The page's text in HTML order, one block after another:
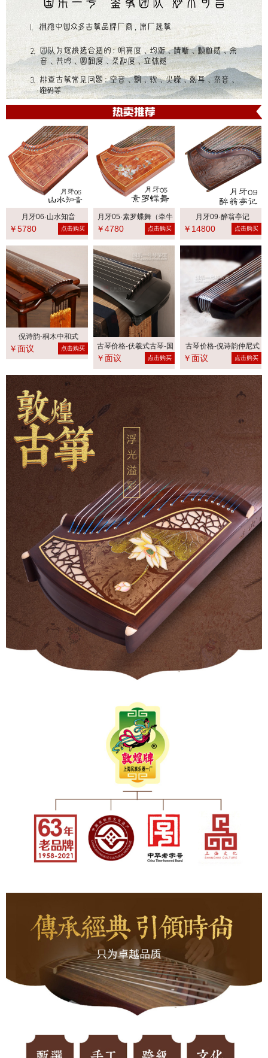
月牙06·山水知音
￥5780 点击购买
月牙05·素罗蝶舞（牵牛
￥4780 点击购买
月牙09·醉翁亭记
￥14800 点击购买
倪诗韵-桐木中和式
￥面议 点击购买
古琴价格-伏羲式古琴-国
￥面议 点击购买
古琴价格-倪诗韵仲尼式
￥面议 点击购买